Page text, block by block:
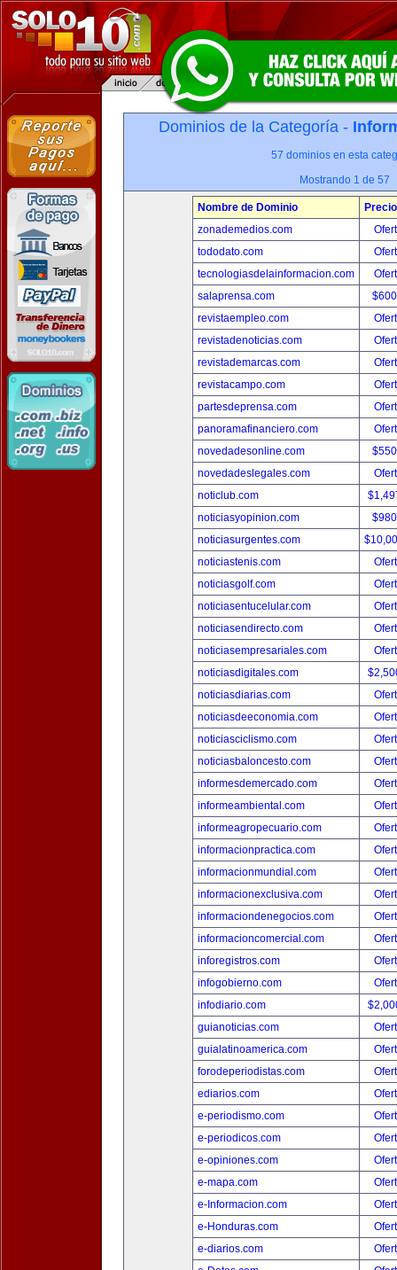
Dominios de la Categoría -
57 dominios en esta
Mostrando 1 de 57
Nombre de Dominio
Precio
zonademedios.com
tododato.com
tecnologiasdelainformacion.com
salaprensa.com
revistaempleo.com
revistadenoticias.com
revistademarcas.com
revistacampo.com
partesdeprensa.com
panoramafinanciero.com
novedadesonline.com
novedadeslegales.com
noticlub.com
noticiasyopinion.com
noticiasurgentes.com
noticiastenis.com
noticiasgolf.com
noticiasentucelular.com
noticiasendirecto.com
noticiasempresariales.com
noticiasdigitales.com
noticiasdiarias.com
noticiasdeeconomia.com
noticiasciclismo.com
noticiasbaloncesto.com
informesdemercado.com
informeambiental.com
informeagropecuario.com
informacionpractica.com
informacionmundial.com
informacionexclusiva.com
informaciondenegocios.com
informacioncomercial.com
inforegistros.com
infogobierno.com
infodiario.com
guianoticias.com
guialatinoamerica.com
forodeperiodistas.com
ediarios.com
e-periodismo.com
e-periodicos.com
e-opiniones.com
e-mapa.com
e-Informacion.com
e-Honduras.com
e-diarios.com